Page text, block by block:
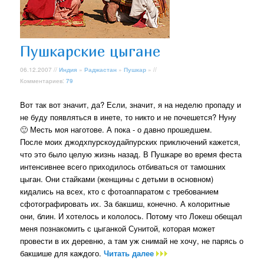
Пушкарские цыгане
06.12.2007 //Индия »Раджастан »Пушкар » //
Комментариев:79
Вот так вот значит, да? Если, значит, я на неделю пропаду и
не буду появляться в инете, то никто и не почешется? Нуну
🙂 Месть моя наготове. А пока - о давно прошедшем.
После моих джодхпурскоудайпурских приключений кажется,
что это было целую жизнь назад. В Пушкаре во время феста
интенсивнее всего приходилось отбиваться от тамошних
цыган. Они стайками (женщины с детьми в основном)
кидались на всех, кто с фотоаппаратом с требованием
сфотографировать их. За бакшиш, конечно. А колоритные
они, блин. И хотелось и кололось. Потому что Локеш обещал
меня познакомить с цыганкой Сунитой, которая может
провести в их деревню, а там уж снимай не хочу, не парясь о
бакшише для каждого.Читать далее